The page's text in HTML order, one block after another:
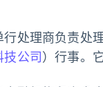
行处理商负责处
技公司）行事。